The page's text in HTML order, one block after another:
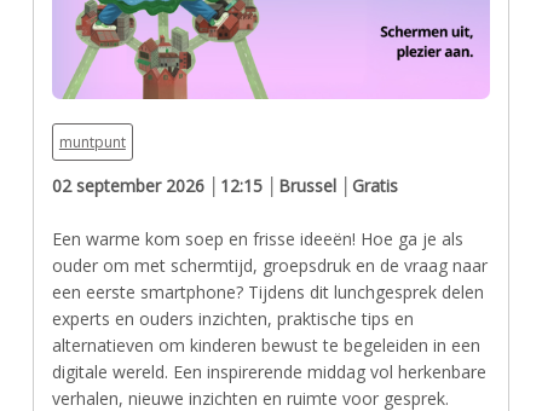
muntpunt
02 september 2026 │12:15 │Brussel │Gratis
Een warme kom soep en frisse ideeën! Hoe ga je als
ouder om met schermtijd, groepsdruk en de vraag naar
een eerste smartphone? Tijdens dit lunchgesprek delen
experts en ouders inzichten, praktische tips en
alternatieven om kinderen bewust te begeleiden in een
digitale wereld. Een inspirerende middag vol herkenbare
verhalen, nieuwe inzichten en ruimte voor gesprek.